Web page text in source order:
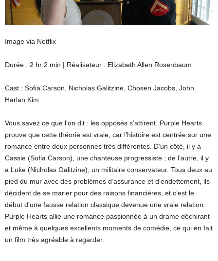
Image via Netflix
Durée : 2 hr 2 min | Réalisateur : Elizabeth Allen Rosenbaum
Cast : Sofia Carson, Nicholas Galitzine, Chosen Jacobs, John
Harlan Kim
Vous savez ce que l’on dit : les opposés s’attirent. Purple Hearts
prouve que cette théorie est vraie, car l’histoire est centrée sur une
romance entre deux personnes très différentes. D’un côté, il y a
Cassie (Sofia Carson), une chanteuse progressiste ; de l’autre, il y
a Luke (Nicholas Galitzine), un militaire conservateur. Tous deux au
pied du mur avec des problèmes d’assurance et d’endettement, ils
décident de se marier pour des raisons financières, et c’est le
début d’une fausse relation classique devenue une vraie relation.
Purple Hearts allie une romance passionnée à un drame déchirant
et même à quelques excellents moments de comédie, ce qui en fait
un film très agréable à regarder.